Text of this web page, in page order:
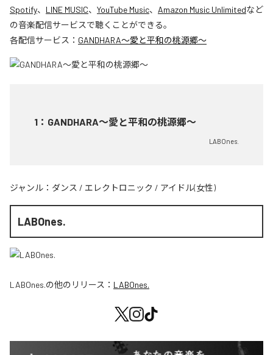
Spotify、 LINE MUSIC、 YouTube Music、 Amazon Music Unlimitedなど
の音楽配信サービスで聴くことができる。
各配信サービス： GANDHARA〜愛と平和の桃源郷〜
1 ： GANDHARA〜愛と平和の桃源郷〜
LABOnes.
ジャンル： ダンス / エレクトロニック / アイドル(女性)
LABOnes.
LABOnes.の他のリリース： LABOnes.